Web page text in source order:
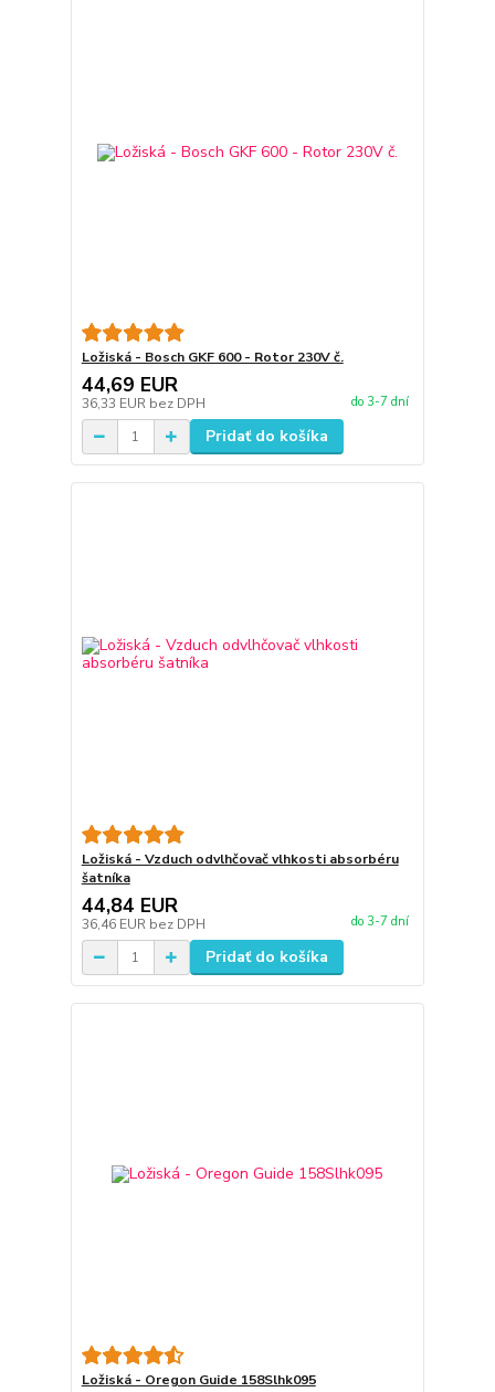
Ložiská - Bosch GKF 600 - Rotor 230V č.
44,69 EUR
36,33 EUR bez DPH do 3-7 dní
Pridať do košíka
Ložiská - Vzduch odvlhčovač vlhkosti absorbéru
šatníka
44,84 EUR
36,46 EUR bez DPH do 3-7 dní
Pridať do košíka
Ložiská - Oregon Guide 158Slhk095